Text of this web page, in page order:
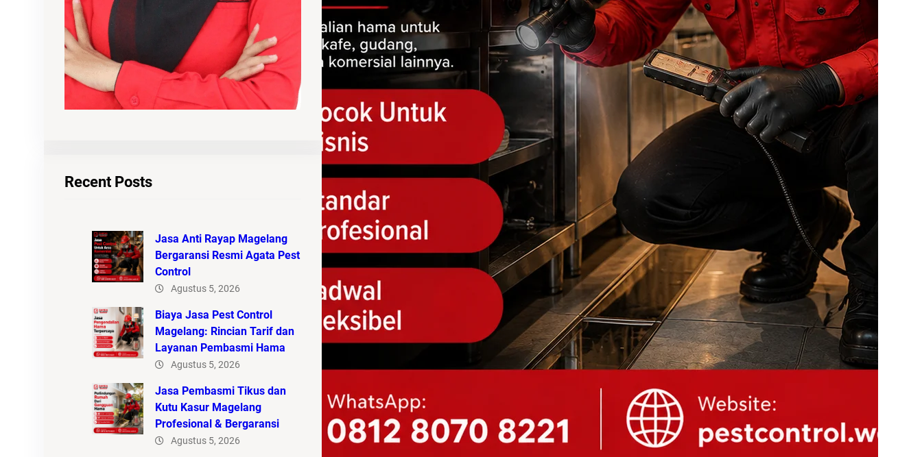
Recent Posts
Jasa Anti Rayap Magelang
Bergaransi Resmi Agata Pest
Control
Agustus 5, 2026
Biaya Jasa Pest Control
Magelang: Rincian Tarif dan
Layanan Pembasmi Hama
Agustus 5, 2026
Jasa Pembasmi Tikus dan
Kutu Kasur Magelang
Profesional & Bergaransi
Agustus 5, 2026